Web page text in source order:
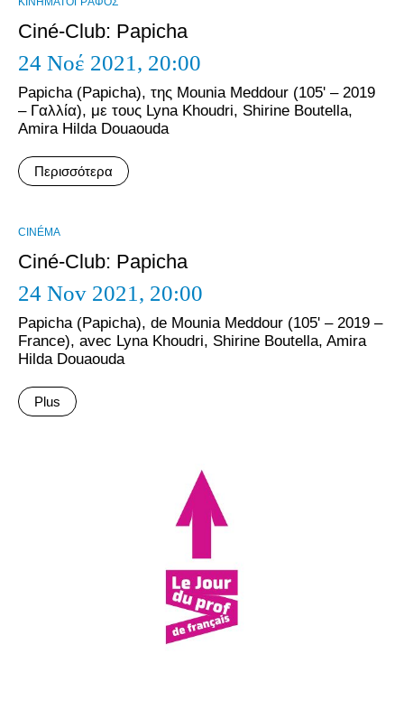
Ciné-Club: Papicha
24 Νοέ 2021, 20:00
Papicha (Papicha), της Mounia Meddour (105' – 2019
– Γαλλία), με τους Lyna Khoudri, Shirine Boutella,
Amira Hilda Douaouda
Περισσότερα
CINÉMA
Ciné-Club: Papicha
24 Nov 2021, 20:00
Papicha (Papicha), de Mounia Meddour (105' – 2019 –
France), avec Lyna Khoudri, Shirine Boutella, Amira
Hilda Douaouda
Plus